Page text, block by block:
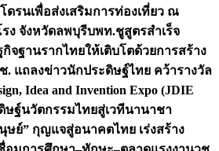
ดรนเพื่อส่งเสริมการท่องเที่ยว ณ
ง จังหวัดลพบุรีบพท.ชูสูตรสำเร็จ
กิจฐานรากไทยให้เติบโตด้วยการสร้าง
. แถลงข่าวนักประดิษฐ์ไทย คว้ารางวัล
Idea and Invention Expo (JDIE
ษฐ์นวัตกรรมไทยสู่เวทีนานาชา
ย์” กุญแจสู่อนาคตไทย เร่งสร้าง